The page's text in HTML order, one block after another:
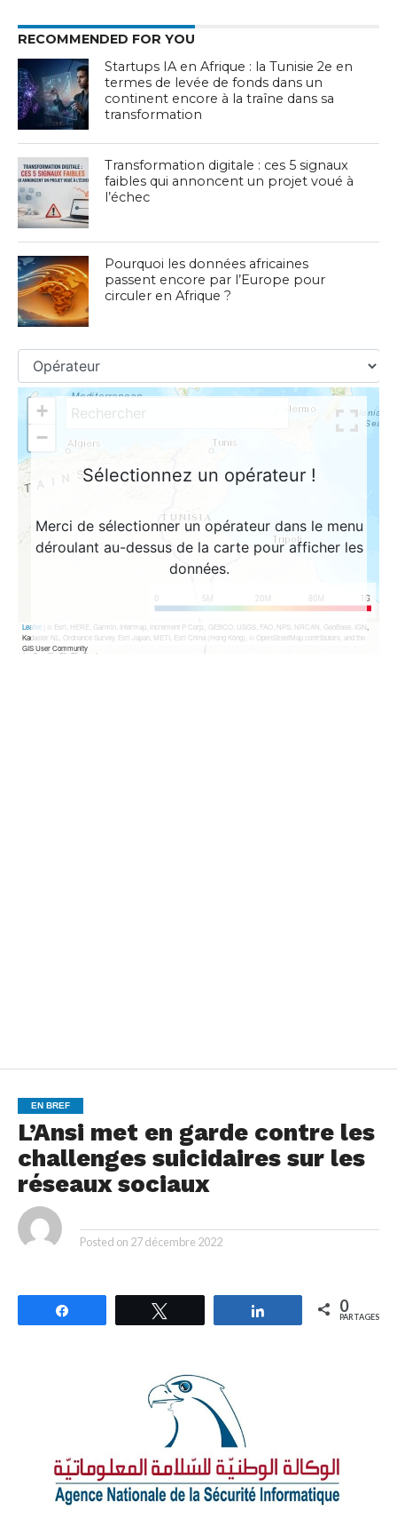
RECOMMENDED FOR YOU
Startups IA en Afrique : la Tunisie 2e en
termes de levée de fonds dans un
continent encore à la traîne dans sa
transformation
Transformation digitale : ces 5 signaux
faibles qui annoncent un projet voué à
l’échec
Pourquoi les données africaines
passent encore par l’Europe pour
circuler en Afrique ?
EN BREF
L’Ansi met en garde contre les
challenges suicidaires sur les
réseaux sociaux
Posted on 27 décembre 2022
Partagez 0
PARTAGES